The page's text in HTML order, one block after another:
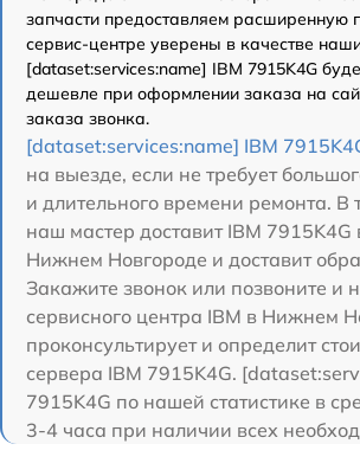
запчасти предоставляем расширенную
сервис-центре уверены в качестве
[dataset:services:name] IBM 7915K4G
дешевле при оформлении заказа на
заказа звонка.
[dataset:services:name] IBM
на выезде, если не требует
и длительного времени ремонта. В
наш мастер доставит IBM 7915K4G
Нижнем Новгороде и доставит
Закажите звонок или позвоните и
сервисного центра IBM в Нижнем
проконсультирует и определит
сервера IBM 7915K4G.
7915K4G по нашей статистике в
3-4 часа при наличии всех